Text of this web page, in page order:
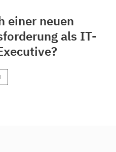
einer neuen
als IT-